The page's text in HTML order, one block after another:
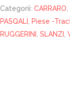
Categorii: CARRARO
PASQALI
Piese -
RUGGERINI
SLANZI